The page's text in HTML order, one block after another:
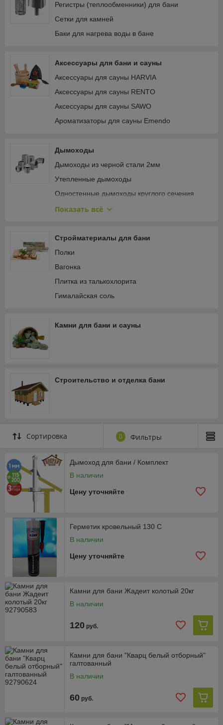
Регистры (теплообменники) для бани
Сетки для камней
Баки для нагрева воды в бане
Аксессуары для бани и сауны
Аксессуары для сауны HARVIA
Аксессуары для сауны RENTO
Аксессуары для сауны SAWO
Ароматизаторы для сауны Emendo
Дымоходы
Дымоходы из черной стали 2мм
Утепленные дымоходы
Одностенные дымоходы круглого сечения
Одностенные дымоходы овального сечения
Показать всё
Стройматериалы для бани
Полки
Вагонка
Плитка из талькохлорита
Гималайская соль
Камни для бани и сауны
Строительство и отделка бани
Сортировка 0 Фильтры
Дымоход для бани / Комплект
В наличии
Цену уточняйте
Герметик кровельный 130 С
В наличии
Цену уточняйте
Камни для бани Жадеит колотый 20кг
В наличии
120 руб.
Камни для бани "Кварц белый отборный"
галтованный
В наличии
60 руб.